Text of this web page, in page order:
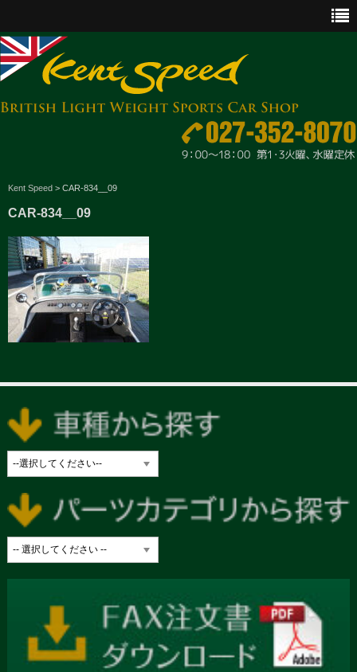
CAR SALES
PARTS
ENGINE MAINTENANCE
OTHER WORKS
GOODS & ACCESSORIES
Kent Speed > CAR-834__09
CAR-834__09